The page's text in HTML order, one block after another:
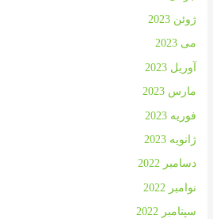
ژوئن 2023
می 2023
آوریل 2023
مارس 2023
فوریه 2023
ژانویه 2023
دسامبر 2022
نوامبر 2022
سپتامبر 2022